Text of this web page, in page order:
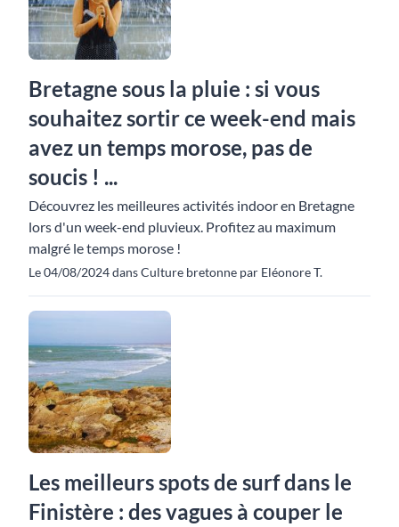
Bretagne sous la pluie : si vous
souhaitez sortir ce week-end mais
avez un temps morose, pas de
soucis ! ...
Découvrez les meilleures activités indoor en Bretagne
lors d'un week-end pluvieux. Profitez au maximum
malgré le temps morose !
Le 04/08/2024 dans Culture bretonne par Eléonore T.
Les meilleurs spots de surf dans le
Finistère : des vagues à couper le